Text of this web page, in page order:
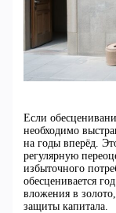
Если
необходимо
на годы вперёд.
регулярную
избыточного
обесценивается
вложения в
защиты капитала.